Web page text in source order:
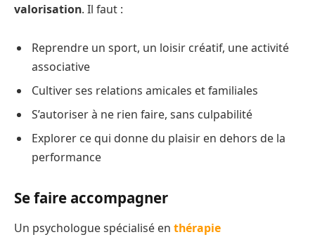
valorisation. Il faut :
Reprendre un sport, un loisir créatif, une activité
associative
Cultiver ses relations amicales et familiales
S’autoriser à ne rien faire, sans culpabilité
Explorer ce qui donne du plaisir en dehors de la
performance
Se faire accompagner
Un psychologue spécialisé en thérapie